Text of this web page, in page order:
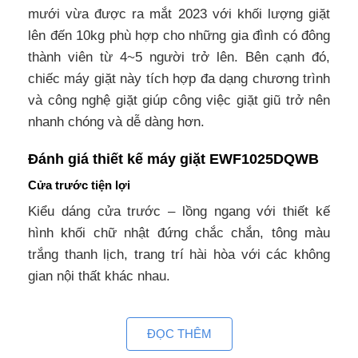
mưới vừa được ra mắt 2023 với khối lượng giặt
lên đến 10kg phù hợp cho những gia đình có đông
thành viên từ 4~5 người trở lên. Bên cạnh đó,
chiếc máy giặt này tích hợp đa dạng chương trình
và công nghệ giặt giúp công việc giặt giũ trở nên
nhanh chóng và dễ dàng hơn.
Đánh giá thiết kế máy giặt EWF1025DQWB
Cửa trước tiện lợi
Kiểu dáng cửa trước – lồng ngang với thiết kế
hình khối chữ nhật đứng chắc chắn, tông màu
trắng thanh lịch, trang trí hài hòa với các không
gian nội thất khác nhau.
Sang trọng, hiện đại
Máy giặt EWF1025DQWB có gam màu trắng chủ
ĐỌC THÊM